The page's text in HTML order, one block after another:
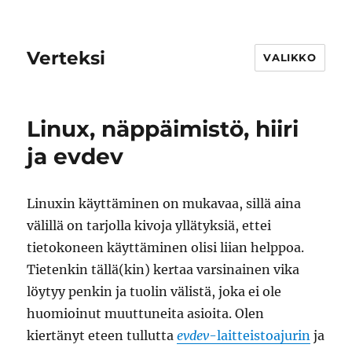
Verteksi VALIKKO
Linux, näppäimistö, hiiri
ja evdev
Linuxin käyttäminen on mukavaa, sillä aina
välillä on tarjolla kivoja yllätyksiä, ettei
tietokoneen käyttäminen olisi liian helppoa.
Tietenkin tällä(kin) kertaa varsinainen vika
löytyy penkin ja tuolin välistä, joka ei ole
huomioinut muuttuneita asioita. Olen
kiertänyt eteen tulluttaevdev-laitteistoajurin ja